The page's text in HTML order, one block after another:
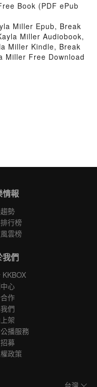
Book (PDF ePub
Miller Epub, Break
Miller Audiobook,
Miller Kindle, Break
Miller Free Download
情報
勢
行榜
雲榜
我們
KKBOX
心
作
們
架
播服務
募
政策
台灣